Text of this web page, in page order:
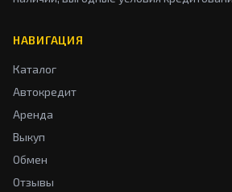
НАВИГАЦИЯ
Каталог
Автокредит
Аренда
Выкуп
Обмен
Отзывы